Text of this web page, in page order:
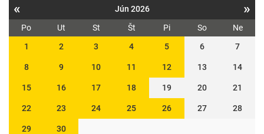
« Jún 2026 »
Po Ut St Št Pi So
Ne
1
2 3 4 5 6 7
8 9 10 11 12 13 14
15 16 17 18 19 20 21
22 23 24 25 26 27 28
29 30